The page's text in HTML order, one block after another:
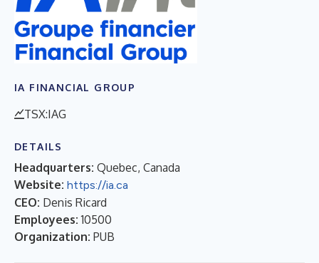
IA FINANCIAL GROUP
TSX:IAG
DETAILS
Headquarters: Quebec, Canada
Website: https://ia.ca
CEO: Denis Ricard
Employees: 10500
Organization: PUB